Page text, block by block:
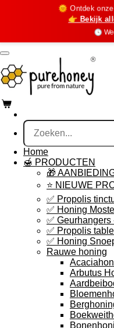
🌞 Ontdek
👉 Bekijk
🕓
de
hoofdinhoud
Home
🍯 PRODUCTEN
🎁
⭐️ NIEUWE
✅ Propolis
✅ Honing
✅ Geurhangers
✅ Propolis
✅ Honing
Rauwe honing
Arbutus